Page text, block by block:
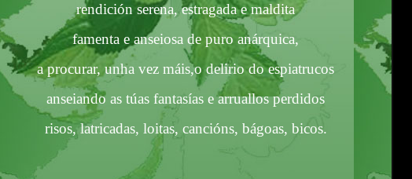
rendición serena, estragada e maldita
famenta e anseiosa de puro anárquica,
aprocurar, unha vez máis,odelirio doespiatrucos
anseiando as túas fantasías earruallosperdidos
risos,latricadas, loitas, cancións, bágoas, bicos.